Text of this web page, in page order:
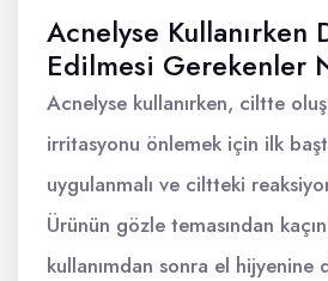
Acnelyse Kullanırken
Edilmesi Gerekenler
Acnelyse kullanırken, ciltte
irritasyonu önlemek için ilk
uygulanmalı ve ciltteki
Ürünün gözle temasından
kullanımdan sonra el hijyenine